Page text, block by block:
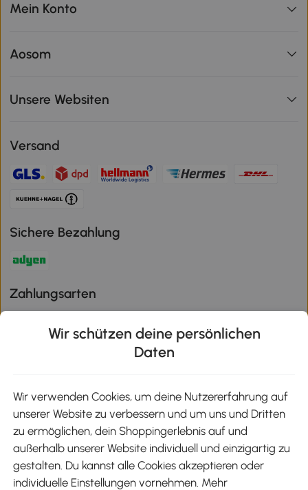
Mein Konto
Aosom
Unsere Websiten
Versand
Sichere Bezahlung
Zahlungsarten
Aosom-App
Google Play
Wir schützen deine persönlichen
Daten
Wir verwenden Cookies, um deine Nutzererfahrung auf
unserer Website zu verbessern und um uns und Dritten
zu ermöglichen, dein Shoppingerlebnis auf und
außerhalb unserer Website individuell und einzigartig zu
gestalten. Du kannst alle Cookies akzeptieren oder
individuelle Einstellungen vornehmen. Mehr